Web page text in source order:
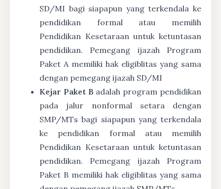
SD/MI bagi siapapun yang terkendala ke
pendidikan formal atau memilih
Pendidikan Kesetaraan untuk ketuntasan
pendidikan. Pemegang ijazah Program
Paket A memiliki hak eligiblitas yang sama
dengan pemegang ijazah SD/MI
Kejar Paket B adalah program pendidikan
pada jalur nonformal setara dengan
SMP/MTs bagi siapapun yang terkendala
ke pendidikan formal atau memilih
Pendidikan Kesetaraan untuk ketuntasan
pendidikan. Pemegang ijazah Program
Paket B memiliki hak eligiblitas yang sama